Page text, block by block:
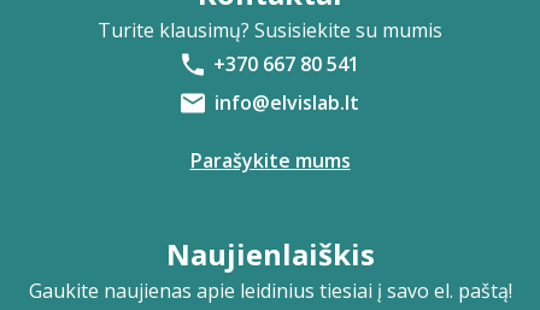
Turite klausimų? Susisiekite su mumis
+370 667 80 541
info@elvislab.lt
Parašykite mums
Naujienlaiškis
Gaukite naujienas apie leidinius tiesiai į savo el. paštą!